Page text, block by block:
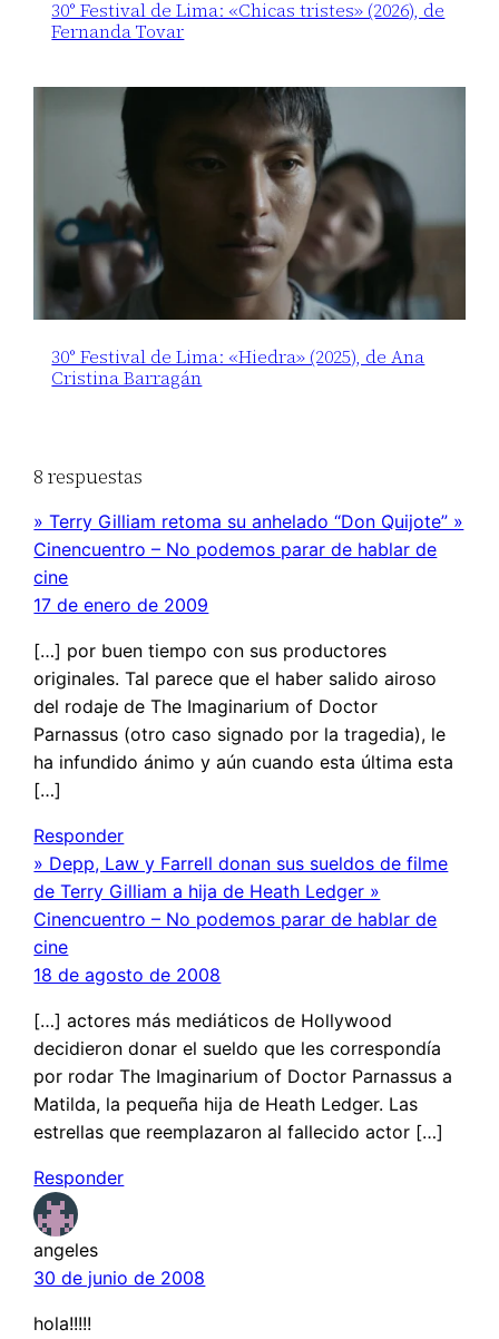
30° Festival de Lima: «Chicas tristes» (2026), de
Fernanda Tovar
30° Festival de Lima: «Hiedra» (2025), de Ana
Cristina Barragán
8 respuestas
» Terry Gilliam retoma su anhelado “Don Quijote” »
Cinencuentro – No podemos parar de hablar de
cine
17 de enero de 2009
[…] por buen tiempo con sus productores
originales. Tal parece que el haber salido airoso
del rodaje de The Imaginarium of Doctor
Parnassus (otro caso signado por la tragedia), le
ha infundido ánimo y aún cuando esta última esta
[…]
Responder
» Depp, Law y Farrell donan sus sueldos de filme
de Terry Gilliam a hija de Heath Ledger »
Cinencuentro – No podemos parar de hablar de
cine
18 de agosto de 2008
[…] actores más mediáticos de Hollywood
decidieron donar el sueldo que les correspondía
por rodar The Imaginarium of Doctor Parnassus a
Matilda, la pequeña hija de Heath Ledger. Las
estrellas que reemplazaron al fallecido actor […]
Responder
angeles
30 de junio de 2008
hola!!!!!